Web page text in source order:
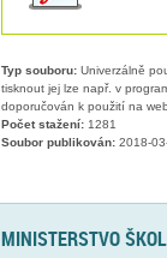
Typ souboru:Univerzálně
tisknout jej lze např. v
doporučován k použití na
Počet stažení:1281
Soubor publikován:2018-
MINISTERSTVO